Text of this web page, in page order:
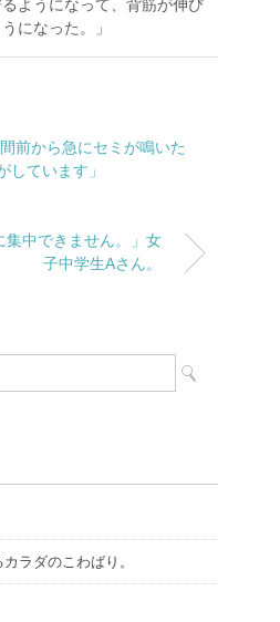
ようになって、背筋が伸び
になった。」
前から急にセミが鳴いた
しています」
集中できません。」女
子中学生Aさん。
ラダのこわばり。